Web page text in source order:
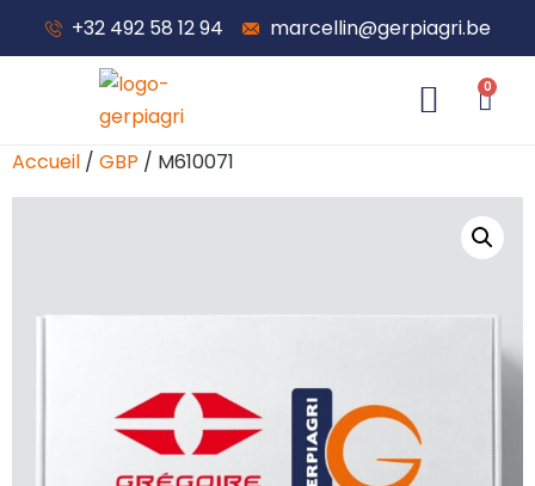
+32 492 58 12 94 marcellin@gerpiagri.be
0
Accueil / GBP / M610071